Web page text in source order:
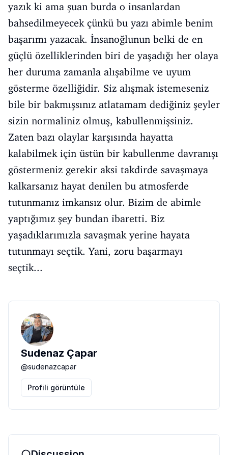
yazık ki ama şuan burda o insanlardan
bahsedilmeyecek çünkü bu yazı abimle benim
başarımı yazacak. İnsanoğlunun belki de en
güçlü özelliklerinden biri de yaşadığı her olaya
her duruma zamanla alışabilme ve uyum
gösterme özelliğidir. Siz alışmak istemeseniz
bile bir bakmışsınız atlatamam dediğiniz şeyler
sizin normaliniz olmuş, kabullenmişsiniz.
Zaten bazı olaylar karşısında hayatta
kalabilmek için üstün bir kabullenme davranışı
göstermeniz gerekir aksi takdirde savaşmaya
kalkarsanız hayat denilen bu atmosferde
tutunmanız imkansız olur. Bizim de abimle
yaptığımız şey bundan ibaretti. Biz
yaşadıklarımızla savaşmak yerine hayata
tutunmayı seçtik. Yani, zoru başarmayı
seçtik...
Sudenaz Çapar
@sudenazcapar
Profili görüntüle